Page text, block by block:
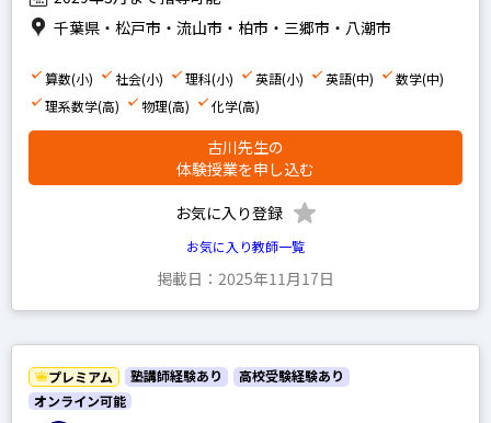
千葉県・松戸市・流山市・柏市・三郷市・八潮市
算数(小) 社会(小) 理科(小) 英語(小) 英語(中)
数学(中)
理系数学(高)
物理(高) 化学(高)
古川先生の
体験授業を申し込む
お気に入り登録
お気に入り教師一覧
掲載日：2025年11月17日
プレミアム 塾講師経験あり
高校受験経験あり
オンライン可能